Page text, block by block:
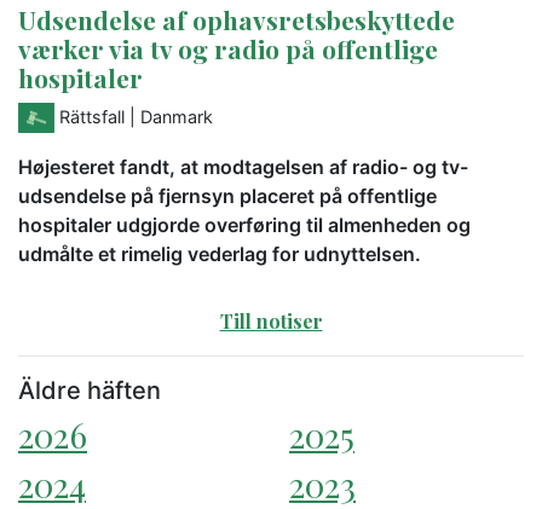
Udsendelse af ophavsretsbeskyttede
værker via tv og radio på offentlige
hospitaler
Rättsfall | Danmark
Højesteret fandt, at modtagelsen af radio- og tv-
udsendelse på fjernsyn placeret på offentlige
hospitaler udgjorde overføring til almenheden og
udmålte et rimelig vederlag for udnyttelsen.
Till notiser
Äldre häften
2026
2025
2024
2023